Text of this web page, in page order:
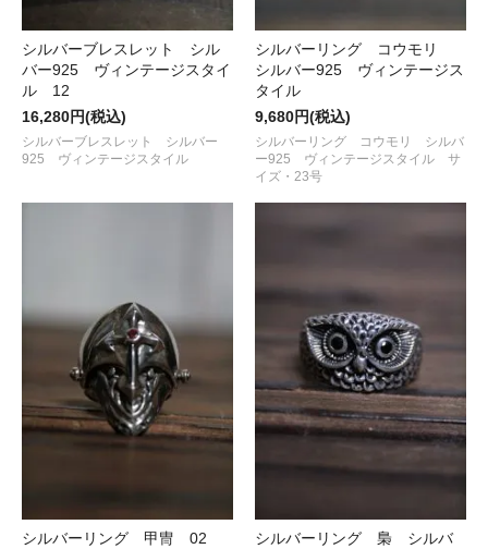
シルバーブレスレット シル
バー925 ヴィンテージスタイ
ル 12
16,280円(税込)
シルバーブレスレット シルバー
925 ヴィンテージスタイル
シルバーリング コウモリ
シルバー925 ヴィンテージス
タイル
9,680円(税込)
シルバーリング コウモリ シルバ
ー925 ヴィンテージスタイル サ
イズ・23号
シルバーリング 甲冑 02
シルバーリング 梟 シルバ